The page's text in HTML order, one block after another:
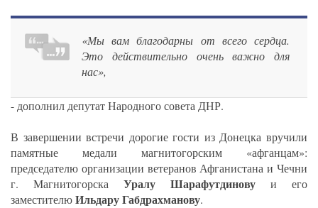
«Мы вам благодарны от всего сердца.
Это действительно очень важно для
нас»,
- дополнил депутат Народного совета ДНР.
В завершении встречи дорогие гости из Донецка вручили
памятные медали магнитогорским «афганцам»:
председателю организации ветеранов Афганистана и Чечни
г. Магнитогорска Уралу Шарафутдинову и его
заместителюИльдару Габдрахманову.